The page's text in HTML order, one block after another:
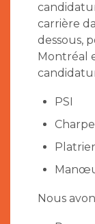
carrière
dessous,
Montréal
PSI
Platrier
Nous